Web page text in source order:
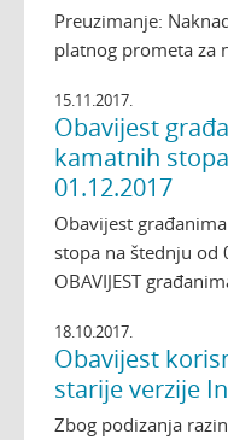
Preuzimanje:
platnog prometa za
15.11.2017.
Obavijest
kamatnih
01.12.2017
Obavijest
stopa na štednju od
OBAVIJEST
18.10.2017.
Obavijest
starije verzije
Zbog podizanja